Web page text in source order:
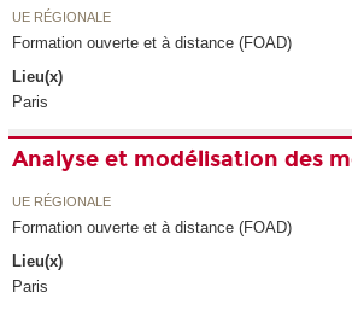
UE RÉGIONALE
Formation ouverte et à distance (FOAD)
Lieu(x)
Paris
Analyse et modélisation des
UE RÉGIONALE
Formation ouverte et à distance (FOAD)
Lieu(x)
Paris